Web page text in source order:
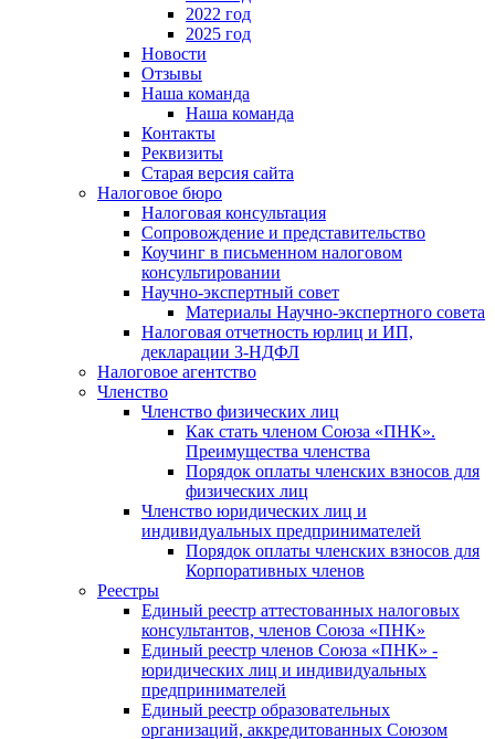
2022 год
2025 год
Новости
Отзывы
Наша команда
Наша команда
Контакты
Реквизиты
Старая версия сайта
Налоговое бюро
Налоговая консультация
Cопровождение и представительство
Коучинг в письменном налоговом
консультировании
Научно-экспертный совет
Материалы Научно-экспертного совета
Налоговая отчетность юрлиц и ИП,
декларации 3-НДФЛ
Налоговое агентство
Членство
Членство физических лиц
Как стать членом Союза «ПНК».
Преимущества членства
Порядок оплаты членских взносов для
физических лиц
Членство юридических лиц и
индивидуальных предпринимателей
Порядок оплаты членских взносов для
Корпоративных членов
Реестры
Единый реестр аттестованных налоговых
консультантов, членов Союза «ПНК»
Единый реестр членов Союза «ПНК» -
юридических лиц и индивидуальных
предпринимателей
Единый реестр образовательных
организаций, аккредитованных Союзом